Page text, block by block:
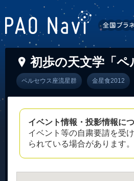
初歩の天文学「
ペルセウス座流星群 金星食2012
イベント情報・投影情報に
イベント等の自粛要請を受
られている場合があります